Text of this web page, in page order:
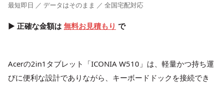
最短即日 ／ データはそのまま ／ 全国宅配対応
▶ 正確な金額は 無料お見積もり で
Acerの2in1タブレット「ICONIA W510」は、軽量かつ持ち運
びに便利な設計でありながら、キーボードドックを接続でき